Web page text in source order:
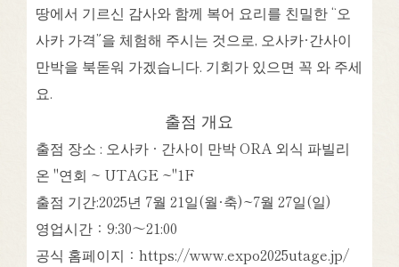
땅에서 기르신 감사와 함께 복어 요리를 친밀한 “오
사카 가격”을 체험해 주시는 것으로, 오사카·간사이
만박을 북돋워 가겠습니다. 기회가 있으면 꼭 와 주세
요.
출점 개요
출점 장소 : 오사카 · 간사이 만박 ORA 외식 파빌리
온 "연회 ~ UTAGE ~"1F
출점 기간:2025년 7월 21일(월·축)~7월 27일(일)
영업시간：9:30～21:00
공식 홈페이지：https://www.expo2025utage.jp/